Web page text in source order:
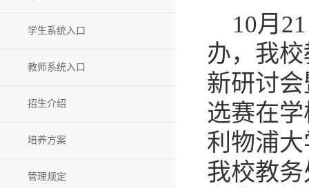
学生系统入口
教师系统入口
招生介绍
培养方案
管理规定
10月
办，我
新研讨
选赛在
利物浦
我校教